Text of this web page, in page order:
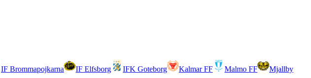
IF Brommapojkarna IF Elfsborg IFK Goteborg Kalmar FF Malmo FF
Mjallby